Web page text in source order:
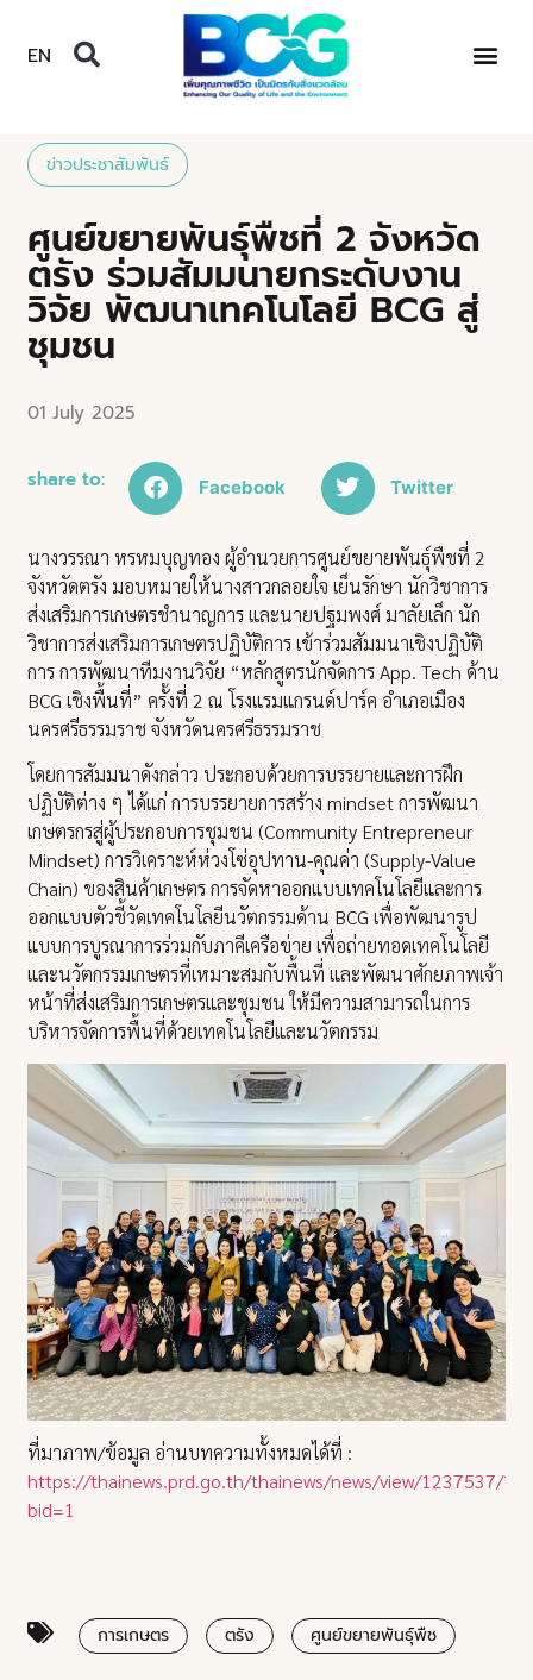
EN
ข่าวประชาสัมพันธ์
ศูนย์ขยายพันธุ์พืชที่ 2 จังหวัด
ตรัง ร่วมสัมมนายกระดับงาน
วิจัย พัฒนาเทคโนโลยี BCG สู่
ชุมชน
01 July 2025
share to: Facebook Twitter
นางวรรณา หรหมบุญทอง ผู้อำนวยการศูนย์ขยายพันธุ์พืชที่ 2
จังหวัดตรัง มอบหมายให้นางสาวกลอยใจ เย็นรักษา นักวิชาการ
ส่งเสริมการเกษตรชำนาญการ และนายปฐมพงศ์ มาลัยเล็ก นัก
วิชาการส่งเสริมการเกษตรปฏิบัติการ เข้าร่วมสัมมนาเชิงปฏิบัติ
การ การพัฒนาทีมงานวิจัย “หลักสูตรนักจัดการ App. Tech ด้าน
BCG เชิงพื้นที่” ครั้งที่ 2 ณ โรงแรมแกรนด์ปาร์ค อำเภอเมือง
นครศรีธรรมราช จังหวัดนครศรีธรรมราช
โดยการสัมมนาดังกล่าว ประกอบด้วยการบรรยายและการฝึก
ปฏิบัติต่าง ๆ ได้แก่ การบรรยายการสร้าง mindset การพัฒนา
เกษตรกรสู่ผู้ประกอบการชุมชน (Community Entrepreneur
Mindset) การวิเคราะห์ห่วงโซ่อุปทาน-คุณค่า (Supply-Value
Chain) ของสินค้าเกษตร การจัดหาออกแบบเทคโนโลยีและการ
ออกแบบตัวชี้วัดเทคโนโลยีนวัตกรรมด้าน BCG เพื่อพัฒนารูป
แบบการบูรณาการร่วมกับภาคีเครือข่าย เพื่อถ่ายทอดเทคโนโลยี
และนวัตกรรมเกษตรที่เหมาะสมกับพื้นที่ และพัฒนาศักยภาพเจ้า
หน้าที่ส่งเสริมการเกษตรและชุมชน ให้มีความสามารถในการ
บริหารจัดการพื้นที่ด้วยเทคโนโลยีและนวัตกรรม
ที่มาภาพ/ข้อมูล อ่านบทความทั้งหมดได้ที่ :
https://thainews.prd.go.th/thainews/news/view/1237537/?
bid=1
การเกษตร ตรัง ศูนย์ขยายพันธุ์พืช